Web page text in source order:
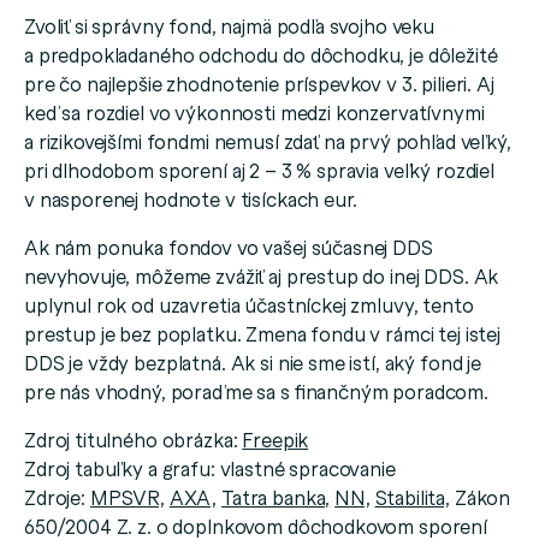
Zvoliť si správny fond, najmä podľa svojho veku
a predpokladaného odchodu do dôchodku, je dôležité
pre čo najlepšie zhodnotenie príspevkov v 3. pilieri. Aj
keď sa rozdiel vo výkonnosti medzi konzervatívnymi
a rizikovejšími fondmi nemusí zdať na prvý pohľad veľký,
pri dlhodobom sporení aj 2 – 3 % spravia veľký rozdiel
v nasporenej hodnote v tisíckach eur.
Ak nám ponuka fondov vo vašej súčasnej DDS
nevyhovuje, môžeme zvážiť aj prestup do inej DDS. Ak
uplynul rok od uzavretia účastníckej zmluvy, tento
prestup je bez poplatku. Zmena fondu v rámci tej istej
DDS je vždy bezplatná. Ak si nie sme istí, aký fond je
pre nás vhodný, poraďme sa s finančným poradcom.
Zdroj titulného obrázka: Freepik
Zdroj tabuľky a grafu: vlastné spracovanie
Zdroje: MPSVR, AXA, Tatra banka, NN, Stabilita, Zákon
650/2004 Z. z. o doplnkovom dôchodkovom sporení